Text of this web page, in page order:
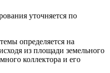
Рассчитывается индивидуально
Рассчитывается индивидуально
Рассчитывается индивидуально
уточняется по
определяется на
из площади земельного
коллектора и его